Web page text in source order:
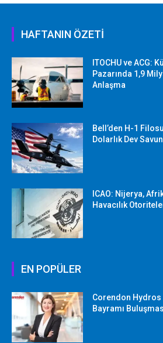
HAFTANIN ÖZETİ
ITOCHU ve ACG:
Pazarında 1,9
Anlaşma
Bell’den H-1
Dolarlık Dev
ICAO: Nijerya,
Havacılık
EN POPÜLER
Corendon Hydros
Bayramı